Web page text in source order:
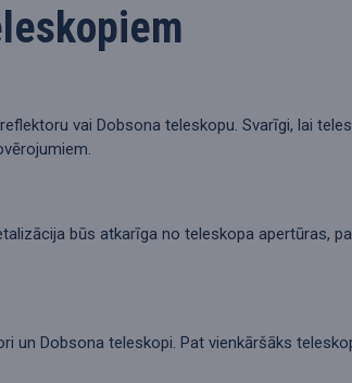
vai Dobsona teleskopu. Svarīgi, lai
būs atkarīga no teleskopa apertūras,
Dobsona teleskopi. Pat vienkāršāks